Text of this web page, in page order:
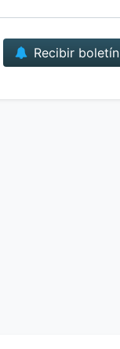
Recibir boletín